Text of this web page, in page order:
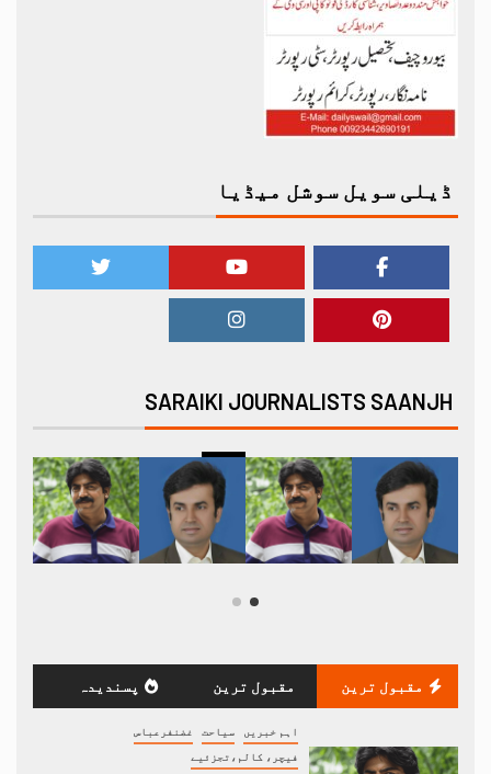
ڈیلی سویل سوشل میڈیا
SARAIKI JOURNALISTS SAANJH
مقبول ترین مقبول ترین پسندیدہ
اہم خبریں سیاحت غضنفرعباس
فیچر، کالم،تجزئیے